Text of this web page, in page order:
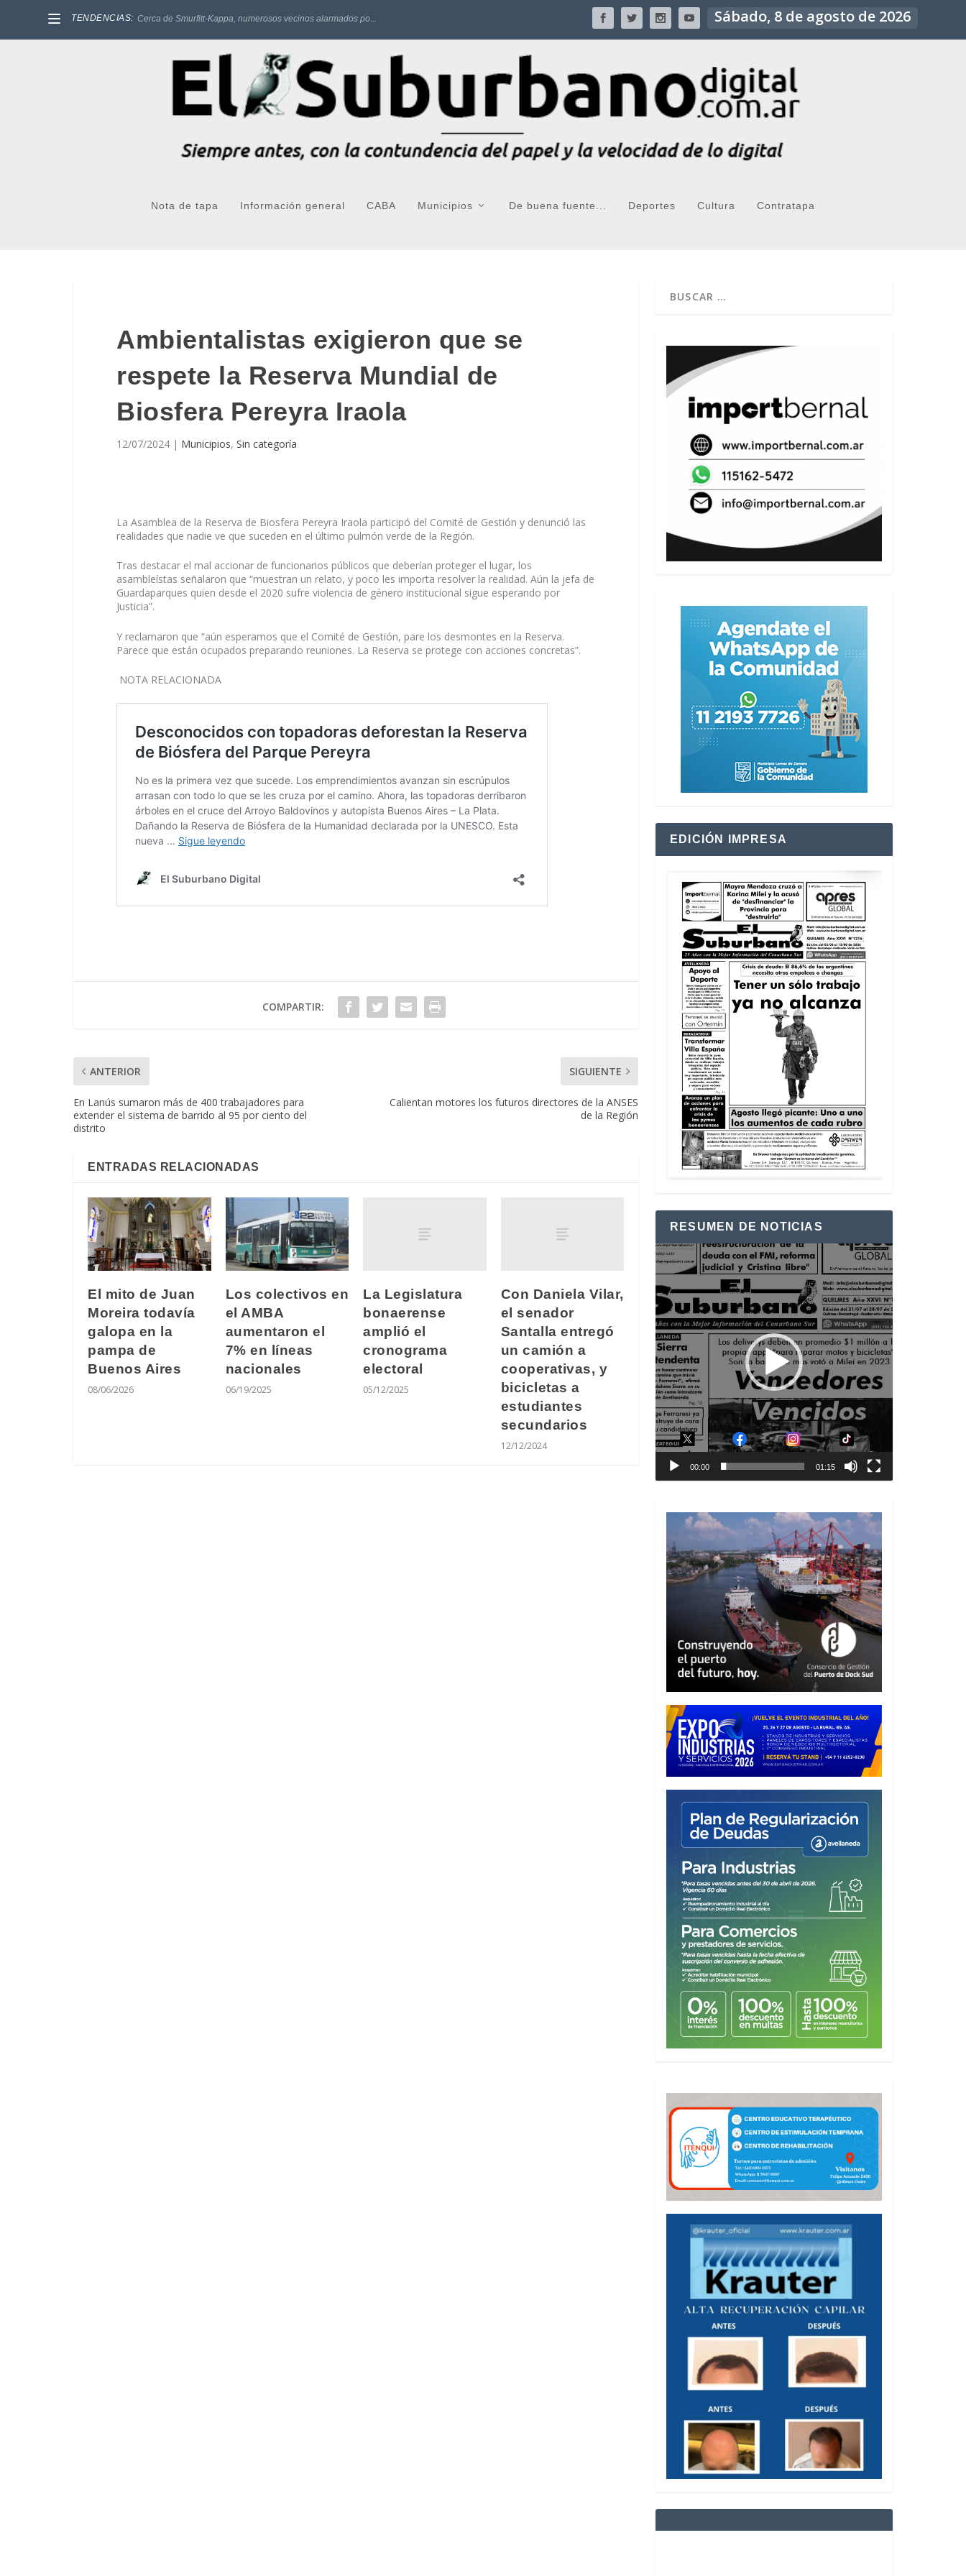
TENDENCIAS: Cerca de Smurfitt-Kappa, numerosos vecinos alarmados po... Sábado, 8 de agosto de 2026
Nota de tapa Información general CABA Municipios De buena fuente... Deportes Cultura Contratapa
Ambientalistas exigieron que se
respete la Reserva Mundial de
Biosfera Pereyra Iraola
12/07/2024 | Municipios, Sin categoría
La Asamblea de la Reserva de Biosfera Pereyra Iraola participó del Comité de Gestión y denunció las
realidades que nadie ve que suceden en el último pulmón verde de la Región.
Tras destacar el mal accionar de funcionarios públicos que deberían proteger el lugar, los
asambleístas señalaron que “muestran un relato, y poco les importa resolver la realidad. Aún la jefa de
Guardaparques quien desde el 2020 sufre violencia de género institucional sigue esperando por
Justicia”.
Y reclamaron que “aún esperamos que el Comité de Gestión, pare los desmontes en la Reserva.
Parece que están ocupados preparando reuniones. La Reserva se protege con acciones concretas”.
NOTA RELACIONADA
COMPARTIR:
ANTERIOR
En Lanús sumaron más de 400 trabajadores para
extender el sistema de barrido al 95 por ciento del
distrito
SIGUIENTE
Calientan motores los futuros directores de la ANSES
de la Región
ENTRADAS RELACIONADAS
El mito de Juan
Moreira todavía
galopa en la
pampa de
Buenos Aires
08/06/2026
Los colectivos en
el AMBA
aumentaron el
7% en líneas
nacionales
06/19/2025
La Legislatura
bonaerense
amplió el
cronograma
electoral
05/12/2025
Con Daniela Vilar,
el senador
Santalla entregó
un camión a
cooperativas, y
bicicletas a
estudiantes
secundarios
12/12/2024
EDICIÓN IMPRESA
RESUMEN DE NOTICIAS
Reproductor
de
vídeo
00:00 01:15